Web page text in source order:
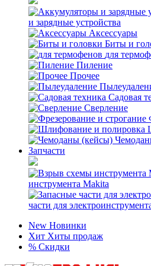
и зарядные устройства
Аксессуары
Биты и
для
Пиление
Прочее
Садовая
Сверление
Запчасти
инструмента Makita
части для
New Новинки
Хит Хиты продаж
% Скидки